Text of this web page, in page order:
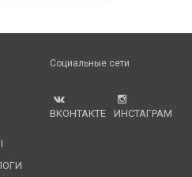
Социальные сети
ВКОНТАКТЕ ИНСТАГРАМ